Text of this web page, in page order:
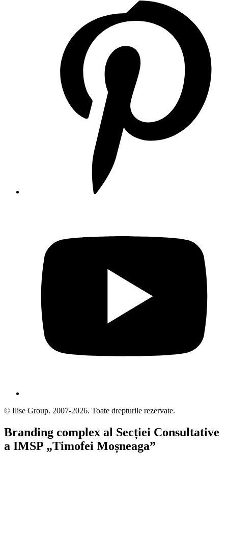
© Ilise Group. 2007-2026. Toate drepturile rezervate.
Branding complex al Secției Consultative
a IMSP „Timofei Moșneaga”